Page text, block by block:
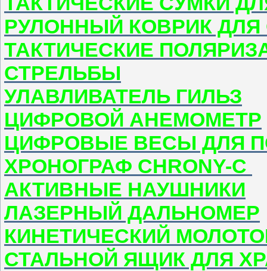
РУЛОННЫЙ КОВРИК
ТАКТИЧЕСКИЕ
СТРЕЛЬБЫ
УЛАВЛИВАТЕЛЬ ГИЛЬЗ
ЦИФРОВОЙ АНЕМОМЕТР
ЦИФРОВЫЕ ВЕСЫ ДЛЯ
ХРОНОГРАФ CHRONY-C
АКТИВНЫЕ НАУШНИКИ
ЛАЗЕРНЫЙ ДАЛЬНОМЕР
КИНЕТИЧЕСКИЙ
СТАЛЬНОЙ ЯЩИК ДЛЯ